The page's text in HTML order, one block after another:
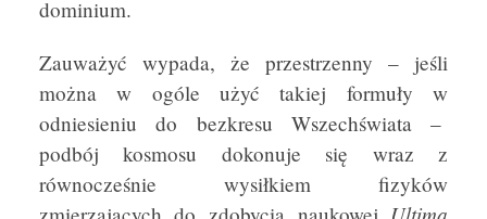
dominium.
Zauważyć wypada, że przestrzenny – jeśli
można w ogóle użyć takiej formuły w
odniesieniu do bezkresu Wszechświata –
podbój kosmosu dokonuje się wraz z
równocześnie wysiłkiem fizyków